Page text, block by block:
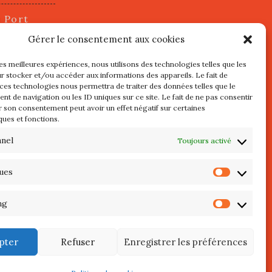
Gérer le consentement aux cookies
meilleures expériences, nous utilisons des technologies telles que les
stocker et/ou accéder aux informations des appareils. Le fait de
technologies nous permettra de traiter des données telles que le
de navigation ou les ID uniques sur ce site. Le fait de ne pas consentir
son consentement peut avoir un effet négatif sur certaines
et fonctions.
Toujours activé
Refuser Enregistrer les préférences
Port
juillet
3 Mai
de